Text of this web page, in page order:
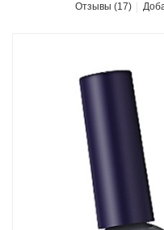
Отзывы (17)